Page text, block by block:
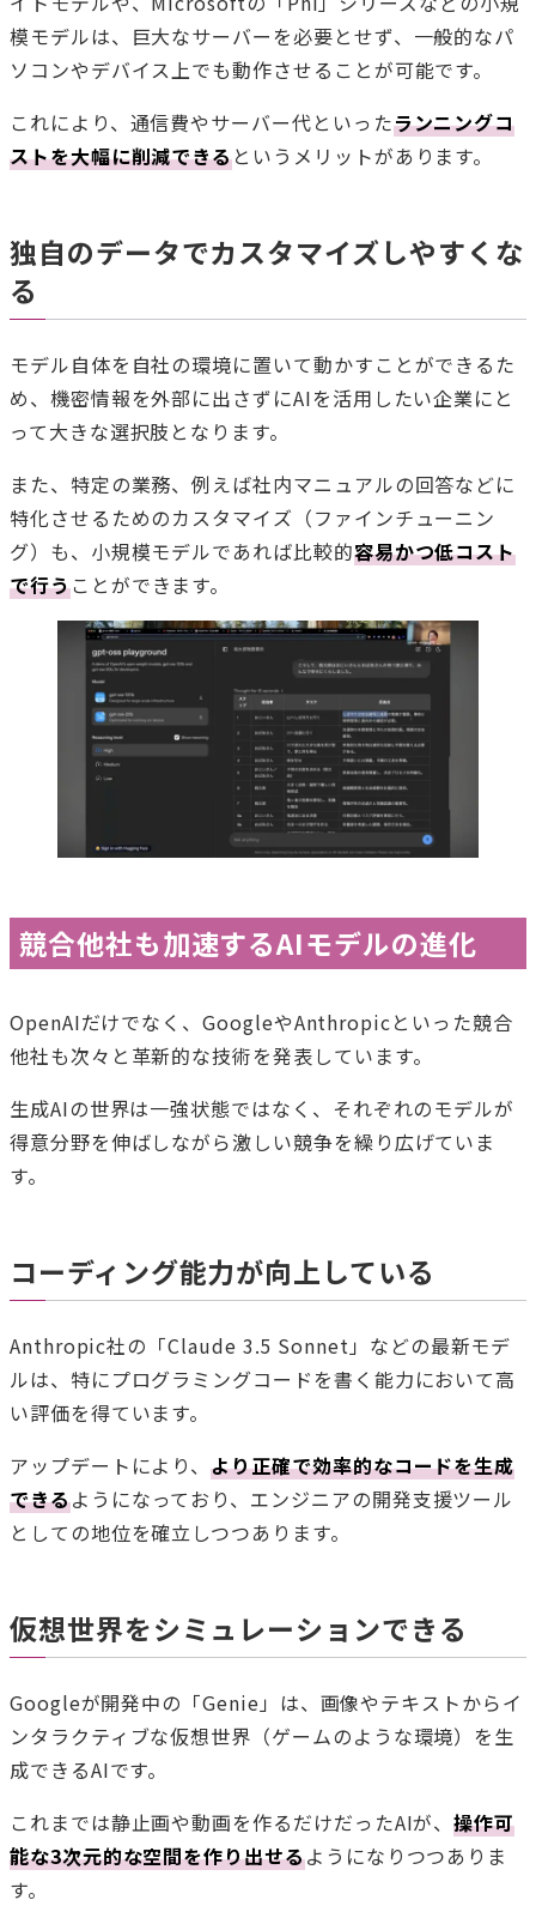
模モデルは、巨大なサーバーを必要とせず、一般的なパ
ソコンやデバイス上でも動作させることが可能です。
これにより、通信費やサーバー代といったランニングコ
ストを大幅に削減できるというメリットがあります。
独自のデータでカスタマイズしやすくな
る
モデル自体を自社の環境に置いて動かすことができるた
め、機密情報を外部に出さずにAIを活用したい企業にと
って大きな選択肢となります。
また、特定の業務、例えば社内マニュアルの回答などに
特化させるためのカスタマイズ（ファインチューニン
グ）も、小規模モデルであれば比較的容易かつ低コスト
で行うことができます。
競合他社も加速するAIモデルの進化
OpenAIだけでなく、GoogleやAnthropicといった競合
他社も次々と革新的な技術を発表しています。
生成AIの世界は一強状態ではなく、それぞれのモデルが
得意分野を伸ばしながら激しい競争を繰り広げていま
す。
コーディング能力が向上している
Anthropic社の「Claude 3.5 Sonnet」などの最新モデ
ルは、特にプログラミングコードを書く能力において高
い評価を得ています。
アップデートにより、より正確で効率的なコードを生成
できるようになっており、エンジニアの開発支援ツール
としての地位を確立しつつあります。
仮想世界をシミュレーションできる
Googleが開発中の「Genie」は、画像やテキストからイ
ンタラクティブな仮想世界（ゲームのような環境）を生
成できるAIです。
これまでは静止画や動画を作るだけだったAIが、操作可
能な3次元的な空間を作り出せるようになりつつありま
す。